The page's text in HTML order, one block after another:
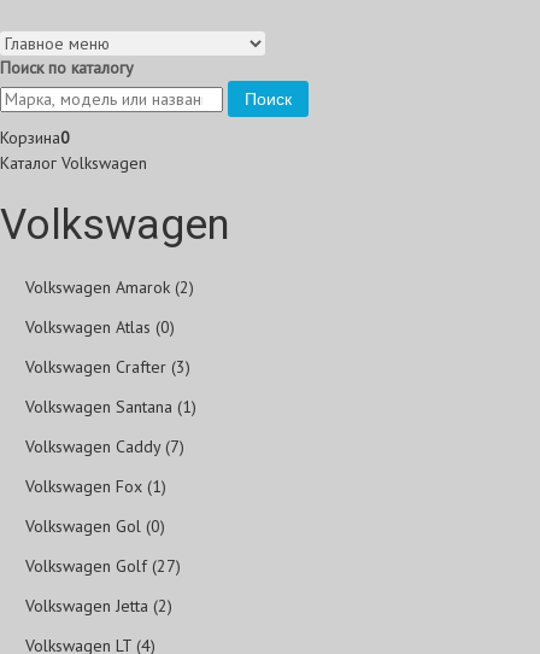
Поиск по каталогу
Поиск
Корзина0
Каталог Volkswagen
Volkswagen
Volkswagen Amarok (2)
Volkswagen Atlas (0)
Volkswagen Crafter (3)
Volkswagen Santana (1)
Volkswagen Caddy (7)
Volkswagen Fox (1)
Volkswagen Gol (0)
Volkswagen Golf (27)
Volkswagen Jetta (2)
Volkswagen LT (4)